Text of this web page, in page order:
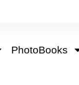
PhotoBooks